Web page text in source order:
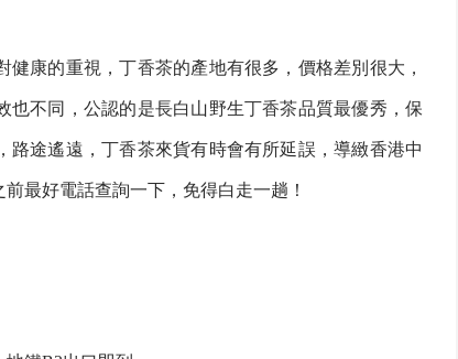
健康的重視，丁香茶的產地有很多，價格差別很大，
也不同，公認的是長白山野生丁香茶品質最優秀，保
路途遙遠，丁香茶來貨有時會有所延誤，導緻香港中
最好電話查詢一下，免得白走一趟！